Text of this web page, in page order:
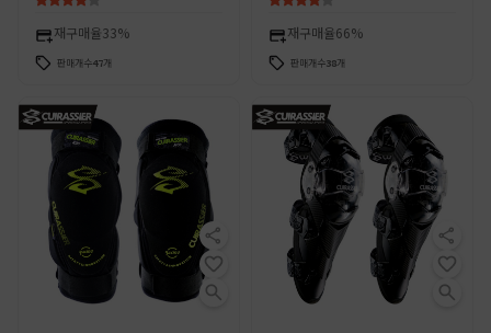
재구매율33%
판매개수47개
재구매율66%
판매개수38개